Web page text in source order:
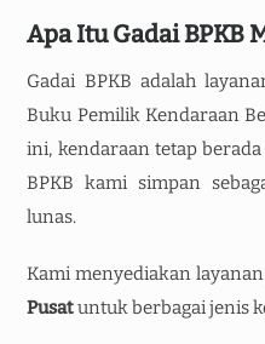
Apa Itu Gadai BPKB
Gadai BPKB adalah
Buku Pemilik Kendaraan
ini, kendaraan tetap
BPKB kami simpan
lunas.
Kami menyediakan layanan
Pusatuntuk berbagai jenis